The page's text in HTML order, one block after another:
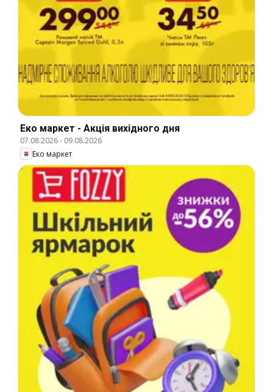
Еко маркет - Акція вихідного дня
07.08.2026- 09.08.2026
Еко маркет